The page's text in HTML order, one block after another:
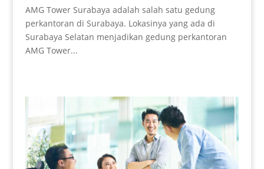
AMG Tower Surabaya adalah salah satu gedung
perkantoran di Surabaya. Lokasinya yang ada di
Surabaya Selatan menjadikan gedung perkantoran
AMG Tower...